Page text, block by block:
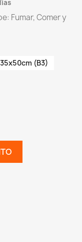
Fumar, Comer y
35x50cm (B3)